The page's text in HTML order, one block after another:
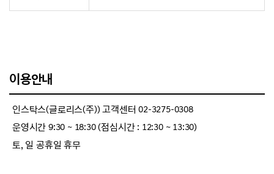
이용안내
인스탁스(글로리스(주)) 고객센터 02-3275-0308
운영시간 9:30 ~ 18:30 (점심시간 : 12:30 ~ 13:30)
토, 일 공휴일 휴무